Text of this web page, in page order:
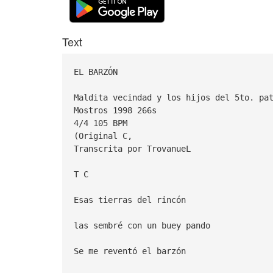
Text
EL BARZÓN
Maldita vecindad y los hijos del 5to.
Mostros 1998 266s
4/4 105 BPM
(Original C,
Transcrita por TrovanueL
T C
Esas tierras del rincón
las sembré con un buey pando
Se me reventó el barzón